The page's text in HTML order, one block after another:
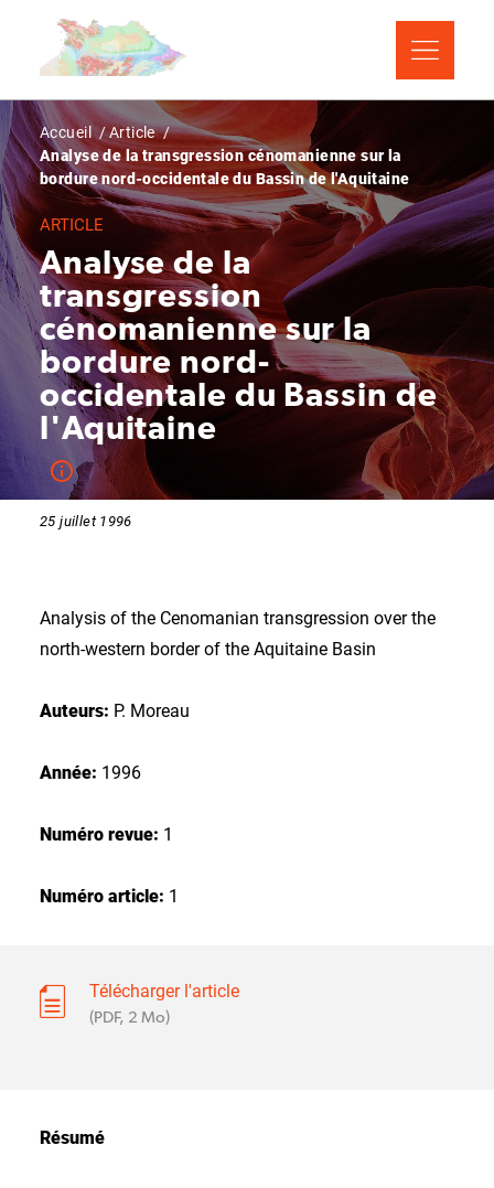
contenu
Fil
d'Ariane
Accueil
Article
Analyse de la transgression cénomanienne sur la
bordure nord-occidentale du Bassin de l'Aquitaine
ARTICLE
Analyse de la
transgression
cénomanienne sur la
bordure nord-
occidentale du Bassin de
l'Aquitaine
25 juillet 1996
Analysis of the Cenomanian transgression over the
north-western border of the Aquitaine Basin
Auteurs: P. Moreau
Année: 1996
Numéro revue: 1
Numéro article: 1
Télécharger l'article
(PDF, 2 Mo)
Résumé